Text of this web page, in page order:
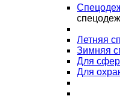
Летняя
Зимняя
Для
Для